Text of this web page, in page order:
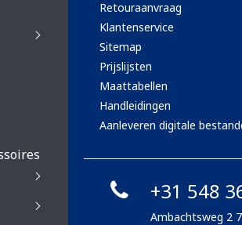
Retouraanvraag
Klantenservice
Sitemap
Prijslijsten
Maattabellen
Handleidingen
Aanleveren digitale
+31 548
Ambachtsweg 2